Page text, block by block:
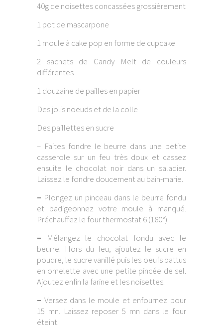
40g de noisettes concassées grossièrement
1 pot de mascarpone
1 moule à cake pop en forme de cupcake
2 sachets de Candy Melt de couleurs
différentes
1 douzaine de pailles en papier
Des jolis noeuds et de la colle
Des paillettes en sucre
– Faites fondre le beurre dans une petite
casserole sur un feu très doux et cassez
ensuite le chocolat noir dans un saladier.
Laissez le fondre doucement au bain-marie.
– Plongez un pinceau dans le beurre fondu
et badigeonnez votre moule à manqué.
Préchauffez le four thermostat 6 (180°).
–
Mélangez le chocolat fondu avec le
beurre. Hors du feu, ajoutez le sucre en
poudre, le sucre vanillé puis les oeufs battus
en omelette avec une petite pincée de sel.
Ajoutez enfin la farine et les noisettes.
– Versez dans le moule et enfournez pour
15 mn. Laissez reposer 5 mn dans le four
éteint.